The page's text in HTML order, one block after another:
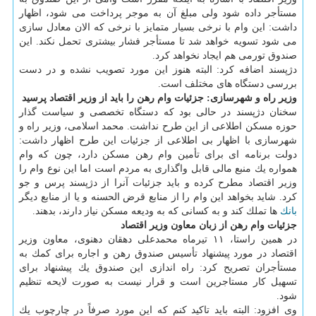
مستأجر داده شود ولی مبلغ آن به موجر پرداخت می شود، اظهار
داشت: این وام با نرخی بسیار متمایز با نرخی كه الان معادل سازی
می شود تسویه خواهد شد تا مستأجر فشار بیشتری تحمل نكند. این
صندوق تورمی هم ایجاد نخواهد كرد.
دژپسند اضافه كرد: البته هنوز این مورد تصویب نشده و در دست
بررسی دستگاه های مختلف است.
وزیر راه و شهرسازی: جزئیات وام رهن را باید از وزیر اقتصاد پرسید
سخنان دژپسند در حالی بود كه دستگاه تخصصی و سیاست گذار
حوزه مسكن اطلاعی از این طرح نداشت. محمد اسلامی، وزیر راه و
شهرسازی با اظهار بی اطلاعی از جزئیات این طرح اظهار داشت:
دولت برنامه ای برای تأمین وام رهن مسكن دارد، چون كه وام
همواره یك منبع مالی قابل واگذاری به مردم است اما این نوع وام را
وزیر اقتصاد مطرح كرده و باید جزئیات آنرا از دژپسند پرس و جو
كرد. شاید بخواهد این وام را از منابع قرض الحسنه و یا از منابع دیگر
بانك ها تملك كند و به كسانی كه به ودیعه مسكن نیاز دارند، بدهند.
جزئیات وام رهن از زبان معاون وزیر اقتصاد
در همین راستا، ۱۱ تیرماه محمدعلی دهقان دهنوی، معاون وزیر
اقتصاد در مورد پیشنهاد تأسیس صندوق رهن و اجاره برای كمك به
مستأجران تصریح كرد: راه اندازی این صندوق یك پیشنهاد برای
تسهیل كار مستاجرین است و قرار نیست به صورت لایحه تنظیم
شود.
وی افزود: البته باید تاكید كنم كه این مورد صرفاً در چارچوب یك